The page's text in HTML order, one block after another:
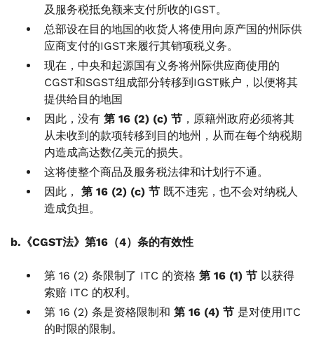
及服务税抵免额来支付所收的IGST。
总部设在目的地国的收货人将使用向原产国的州际供
应商支付的IGST来履行其销项税义务。
现在，中央和起源国有义务将州际供应商使用的
CGST和SGST组成部分转移到IGST账户，以便将其
提供给目的地国
因此，没有 第 16 (2) (c) 节 ，原籍州政府必须将其
从未收到的款项转移到目的地州，从而在每个纳税期
内造成高达数亿美元的损失。
这将使整个商品及服务税法律和计划行不通。
因此， 第 16 (2) (c) 节 既不违宪，也不会对纳税人
造成负担。
b.《CGST法》第16（4）条的有效性
第 16 (2) 条限制了 ITC 的资格 第 16 (1) 节 以获得
索赔 ITC 的权利。
第 16 (2) 条是资格限制和 第 16 (4) 节 是对使用ITC
的时限的限制。